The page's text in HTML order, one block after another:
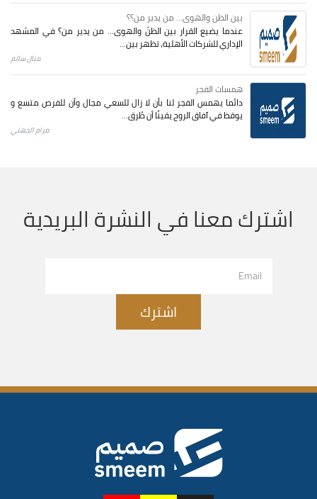
بين الظن والهوى... من يدير من؟؟
عندما يضيع القرار بين الظنّ والهوى… من يدير من؟ في المشهد
الإداري للشركات الأهلية، تظهر بين...
منال سالم
همسات الفجر
دائما يهمس الفجر لنا بأن لا زال للسعي مجال وأن للفرص متسع و
يوقظ في آفاق الروح يقينًا أن طُرق...
مرام الجهني
اشترك معنا في النشرة البريدية
اشترك